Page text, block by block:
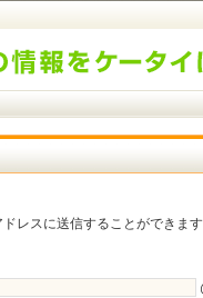
レスに送信することができま